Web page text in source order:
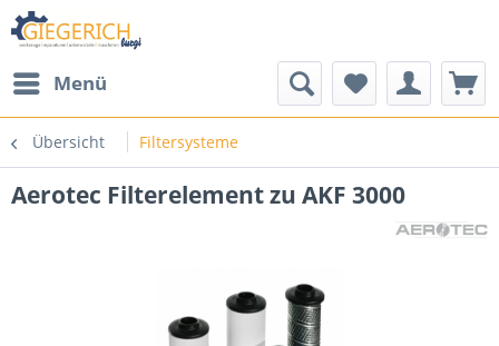
Menü
Übersicht Filtersysteme
Aerotec Filterelement zu AKF 3000